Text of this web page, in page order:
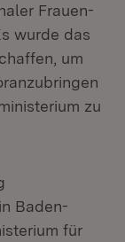
Frauen-
wurde das
um
zu
Baden-
für